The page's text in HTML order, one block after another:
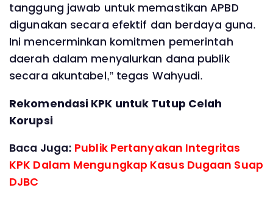
tanggung jawab untuk memastikan APBD
digunakan secara efektif dan berdaya guna.
Ini mencerminkan komitmen pemerintah
daerah dalam menyalurkan dana publik
secara akuntabel,” tegas Wahyudi.
Rekomendasi KPK untuk Tutup Celah
Korupsi
Baca Juga: Publik Pertanyakan Integritas
KPK Dalam Mengungkap Kasus Dugaan Suap
DJBC